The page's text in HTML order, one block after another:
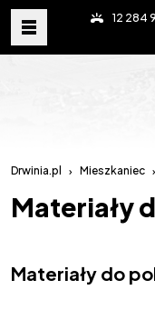
12 284
Drwinia.pl Mieszkaniec
Materiały
Materiały do